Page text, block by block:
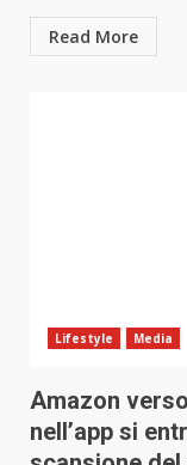
Read More
Lifestyle Media
Amazon
nell’app si